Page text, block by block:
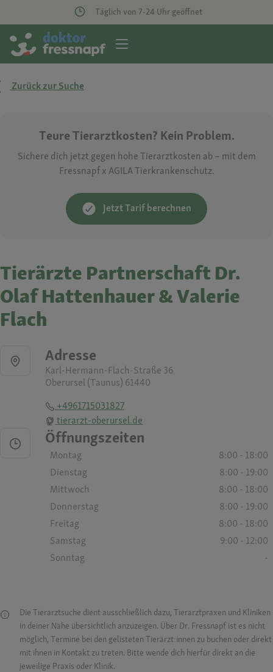
Täglich von 7-24 Uhr geöffnet
Zurück zur Suche
Teure Tierarztkosten? Kein Problem.
Sichere dich jetzt gegen hohe Tierarztkosten ab – mit dem
Fressnapf x AGILA Tierkrankenschutz.
Jetzt Tarif berechnen
Tierärzte Partnerschaft Dr.
Olaf Hattenhauer & Valerie
Flach
Adresse
Karl-Hermann-Flach-Straße 36
Oberursel (Taunus) 61440
+4961715031827
tierarzt-oberursel.de
Öffnungszeiten
Montag
8:00 - 18:00
Dienstag
8:00 - 19:00
Mittwoch
8:00 - 18:00
Donnerstag
8:00 - 19:00
Freitag
8:00 - 18:00
Samstag
9:00 - 12:00
Sonntag
-
Die Tierarztsuche dient ausschließlich dazu, Tierarztpraxen und Kliniken
in deiner Nähe übersichtlich anzuzeigen. Über Dr. Fressnapf ist es nicht
möglich, Termine bei den gelisteten Tierärzt:innen zu buchen oder direkt
mit ihnen in Kontakt zu treten. Bitte wende dich hierfür direkt an die
jeweilige Praxis oder Klinik.